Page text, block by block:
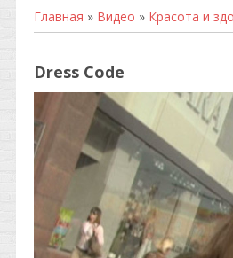
Главная » Видео » Красота и
Dress Code